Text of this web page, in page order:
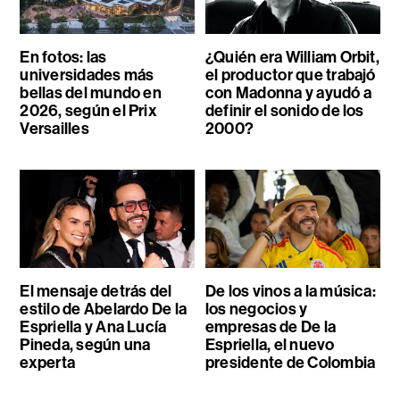
En fotos: las
universidades más
bellas del mundo en
2026, según el Prix
Versailles
¿Quién era William Orbit,
el productor que trabajó
con Madonna y ayudó a
definir el sonido de los
2000?
El mensaje detrás del
estilo de Abelardo De la
Espriella y Ana Lucía
Pineda, según una
experta
De los vinos a la música:
los negocios y
empresas de De la
Espriella, el nuevo
presidente de Colombia